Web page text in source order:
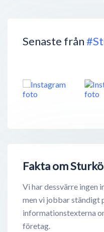
Senaste från
Fakta om Sturkö
Vi har dessvärre ingen
men vi jobbar ständigt
informationstexterna
företag.